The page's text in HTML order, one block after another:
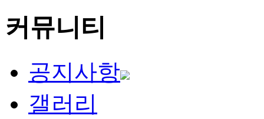
커뮤니티
공지사항
갤러리